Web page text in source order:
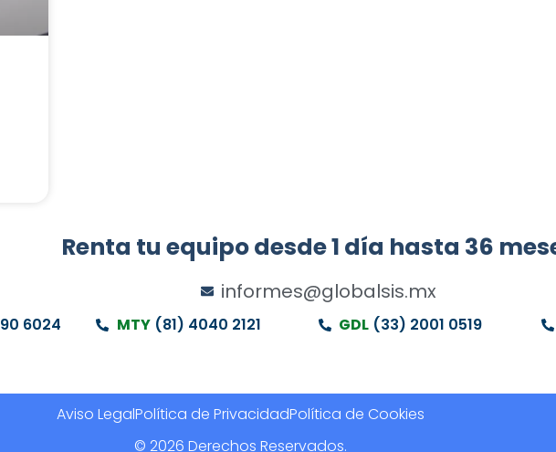
Renta tu equipo desde 1 día hasta 36
informes@globalsis.mx
6024 MTY(81) 4040 2121 GDL (33) 2001 0519
Aviso LegalPolítica de PrivacidadPolítica de Cookies
© 2026 Derechos Reservados.